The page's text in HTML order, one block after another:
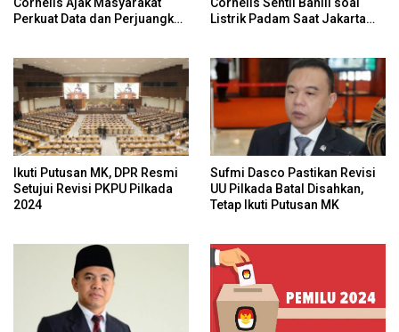
Perkuat Data dan Perjuangkan
Listrik Padam Saat Jakarta
Ikuti Putusan MK, DPR Resmi
Setujui Revisi PKPU Pilkada
2024
Sufmi Dasco Pastikan Revisi
UU Pilkada Batal Disahkan,
Tetap Ikuti Putusan MK